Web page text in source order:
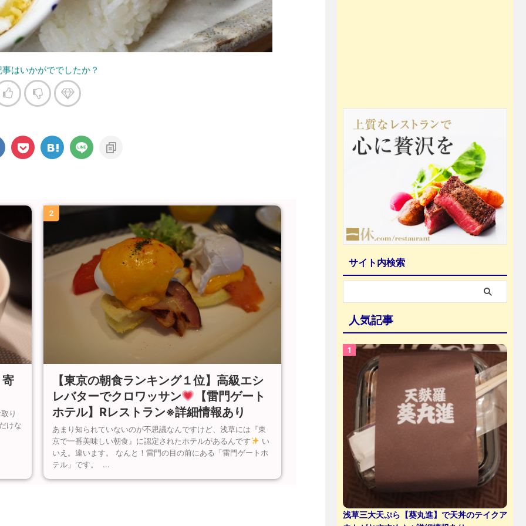
事はいかがででしたか？
り
けな
2
【東京の朝食ランキング１位】高級エシ
レバターでクロワッサン
【雷門ゲート
ホテル】Rレストラン※詳細情報あり
あまり知られていないのが不思議なんですけど、浅草には『東
京で一番美味しい朝食』に認定されたホテルがあるんです
い
いえ。違います。 なんと！雷門の目の前にある「雷門ゲートホ
テル」です。 ...
サイト内検索
人気記事
浅草三大天ぷら【葵丸進】で天丼のテイクア